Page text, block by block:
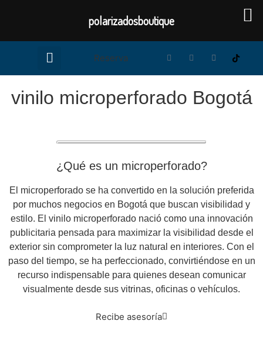
Reserva
vinilo microperforado Bogotá​
¿Qué es un microperforado?
El microperforado se ha convertido en la solución preferida
por muchos negocios en Bogotá que buscan visibilidad y
estilo. El vinilo microperforado nació como una innovación
publicitaria pensada para maximizar la visibilidad desde el
exterior sin comprometer la luz natural en interiores. Con el
paso del tiempo, se ha perfeccionado, convirtiéndose en un
recurso indispensable para quienes desean comunicar
visualmente desde sus vitrinas, oficinas o vehículos.
Recibe asesoría
polarizadosboutique